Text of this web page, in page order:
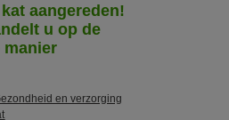
aangereden!
u op de
manier
en verzorging